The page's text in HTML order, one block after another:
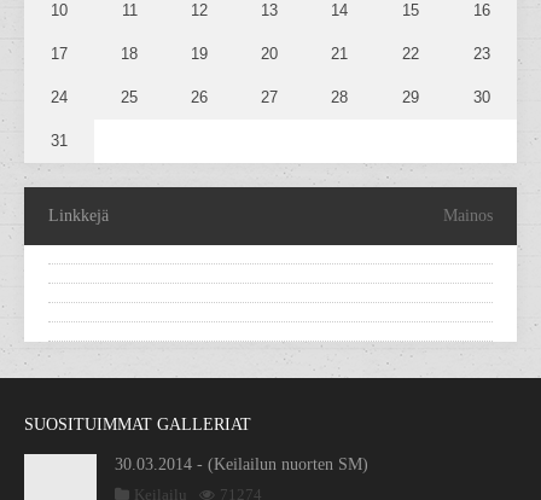
10 11 12 13 14 15 16
17 18 19 20 21 22 23
24 25 26 27 28 29 30
31
Linkkejä Mainos
SUOSITUIMMAT GALLERIAT
30.03.2014 - (Keilailun nuorten SM)
Keilailu
71274